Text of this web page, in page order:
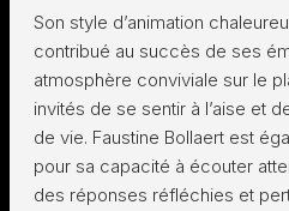
Son style d’animation
contribué au succès de ses
atmosphère conviviale sur le
invités de se sentir à l’aise et
de vie. Faustine Bollaert est
pour sa capacité à écouter
des réponses réfléchies et